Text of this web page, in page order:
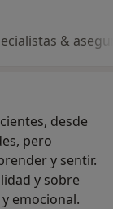
&
desde
pero
y sentir.
y sobre
emocional.